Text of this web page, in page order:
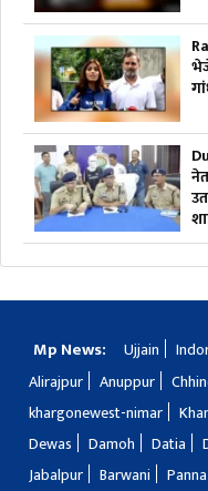
Mp News: Ujjain
Alirajpur
Anuppur
khargonewest-nimar
Dewas
Damoh Datia
Jabalpur
Barwani Panna